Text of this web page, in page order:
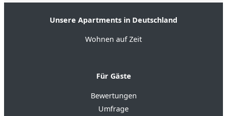
Unsere Apartments in Deutschland
Wohnen auf Zeit
Für Gäste
Bewertungen
Umfrage